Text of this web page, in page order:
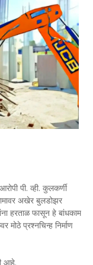
पी. व्ही. कुलकर्णी
अखेर बुलडोझर
हरताळ फासून हे बांधकाम
मोठे प्रश्नचिन्ह निर्माण
आहे.